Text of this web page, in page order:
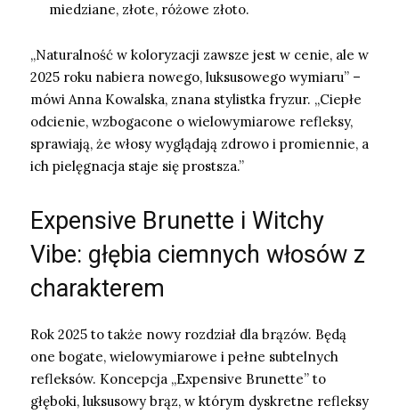
miedziane, złote, różowe złoto.
„Naturalność w koloryzacji zawsze jest w cenie, ale w
2025 roku nabiera nowego, luksusowego wymiaru” –
mówi Anna Kowalska, znana stylistka fryzur. „Ciepłe
odcienie, wzbogacone o wielowymiarowe refleksy,
sprawiają, że włosy wyglądają zdrowo i promiennie, a
ich pielęgnacja staje się prostsza.”
Expensive Brunette i Witchy
Vibe: głębia ciemnych włosów z
charakterem
Rok 2025 to także nowy rozdział dla brązów. Będą
one bogate, wielowymiarowe i pełne subtelnych
refleksów. Koncepcja „Expensive Brunette” to
głęboki, luksusowy brąz, w którym dyskretne refleksy